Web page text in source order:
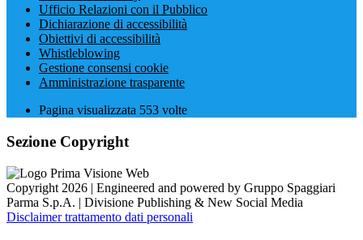
Ufficio Relazioni con il Pubblico
Dichiarazione di accessibilità
Obiettivi di accessibilità
Whistleblowing
Gestione consensi cookie
Amministrazione trasparente
Pagina visualizzata 553 volte
Sezione Copyright
Copyright 2026 | Engineered and powered by Gruppo Spaggiari
Parma S.p.A. | Divisione Publishing & New Social Media
Disclaimer trattamento dati personali